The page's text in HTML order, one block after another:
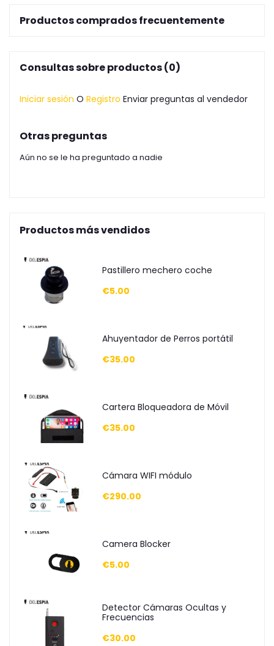
Productos comprados frecuentemente
Consultas sobre productos (0)
Iniciar sesión O Registro Enviar preguntas al vendedor
Otras preguntas
Aún no se le ha preguntado a nadie
Productos más vendidos
Pastillero mechero coche
€5.00
Ahuyentador de Perros portátil
€35.00
Cartera Bloqueadora de Móvil
€35.00
Cámara WIFI módulo
€290.00
Camera Blocker
€5.00
Detector Cámaras Ocultas y
Frecuencias
€30.00